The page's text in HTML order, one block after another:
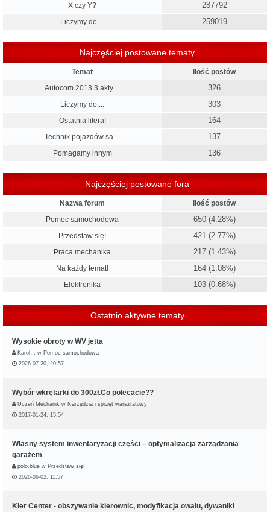
X czy Y? 287792
Liczymy do.... 259019
Najczęściej postowane tematy
Temat
Ilość postów
Autocom 2013.3 akty…
326
Liczymy do.... 303
Ostatnia litera! 164
Technik pojazdów sa… 137
Pomagamy innym 136
Najczęściej postowane fora
Nazwa forum
Ilość postów
Pomoc samochodowa
650 (4.28%)
Przedstaw się! 421 (2.77%)
Praca mechanika 217 (1.43%)
Na każdy temat! 164 (1.08%)
Elektronika 103 (0.68%)
Ostatnio aktywne tematy
Wysokie obroty w WV jetta
Karol… w Pomoc samochodowa
2026-07-20, 20:57
Wybór wkrętarki do 300zł.Co polecacie??
Uczeń Mechanik w Narzędzia i sprzęt warsztatowy
2017-01-24, 15:54
Własny system inwentaryzacji części – optymalizacja zarządzania
garażem
polo.blue w Przedstaw się!
2026-06-02, 11:57
Kier Center - obszywanie kierownic, modyfikacja owalu, dywaniki